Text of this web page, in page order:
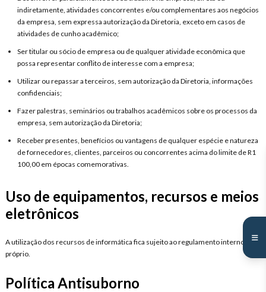
indiretamente, atividades concorrentes e/ou complementares aos negócios
da empresa, sem expressa autorização da Diretoria, exceto em casos de
atividades de cunho acadêmico;
Ser titular ou sócio de empresa ou de qualquer atividade econômica que
possa representar conflito de interesse com a empresa;
Utilizar ou repassar a terceiros, sem autorização da Diretoria, informações
confidenciais;
Fazer palestras, seminários ou trabalhos acadêmicos sobre os processos da
empresa, sem autorização da Diretoria;
Receber presentes, benefícios ou vantagens de qualquer espécie e natureza
de fornecedores, clientes, parceiros ou concorrentes acima do limite de R1
100,00 em épocas comemorativas.
Uso de equipamentos, recursos e meios
eletrônicos
A utilização dos recursos de informática fica sujeito ao regulamento interno
próprio.
Política Antisuborno